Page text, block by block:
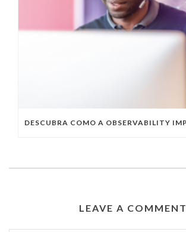
LEAVE A COMMENT